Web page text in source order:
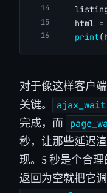
    html =
print
对于像这样客户
关键。
ajax_wait
完成，而
秒，让那些延迟
现。5 秒是个合
返回为空就把它